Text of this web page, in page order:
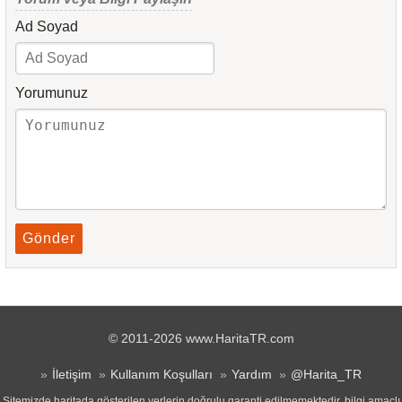
Ad Soyad
Yorumunuz
Gönder
© 2011-2026 www.HaritaTR.com
İletişim Kullanım Koşulları Yardım @Harita_TR